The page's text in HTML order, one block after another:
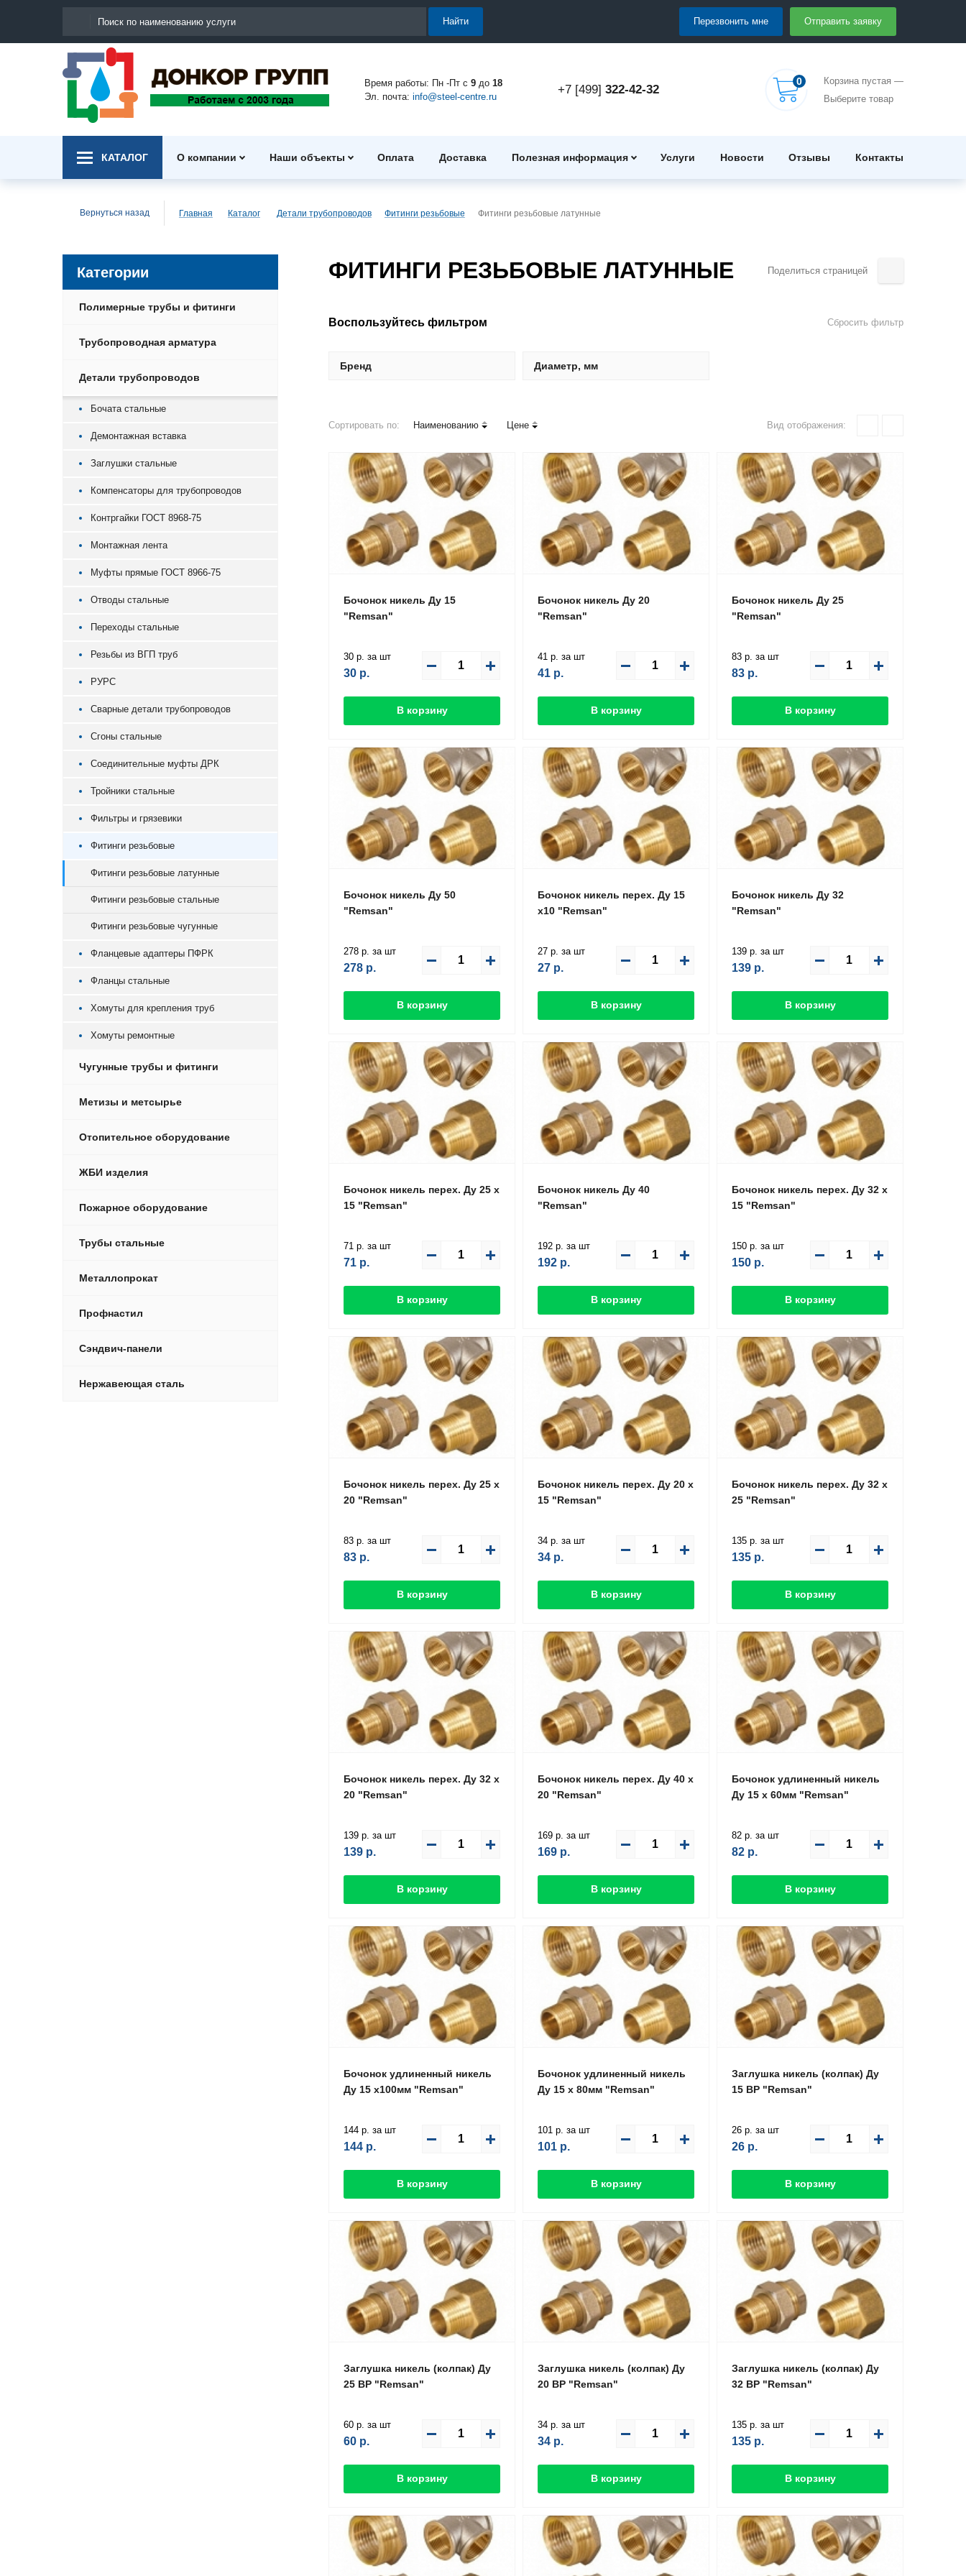
Найти Перезвонить мне Отправить заявку
Время работы: Пн -Пт с 9до 18
Эл. почта: info@steel-centre.ru
+7 [499] 322-42-32
0
Корзина пустая —
Выберите товар
КАТАЛОГ О компании Наши объекты Оплата Доставка Полезная информация Услуги Новости Отзывы Контакты
Вернуться назад Главная Каталог Детали трубопроводов Фитинги резьбовые Фитинги резьбовые латунные
ФИТИНГИ РЕЗЬБОВЫЕ ЛАТУННЫЕ Поделиться страницей
Воспользуйтесь фильтром Сбросить фильтр
Бренд Диаметр, мм
Сортировать по: Наименованию Цене Вид отображения:
Бочонок никель Ду 15
"Remsan"
30 р. за шт
30 р.
В корзину
Бочонок никель Ду 20
"Remsan"
41 р. за шт
41 р.
В корзину
Бочонок никель Ду 25
"Remsan"
83 р. за шт
83 р.
В корзину
Бочонок никель Ду 50
"Remsan"
278 р. за шт
278 р.
В корзину
Бочонок никель перех. Ду 15
х10 "Remsan"
27 р. за шт
27 р.
В корзину
Бочонок никель Ду 32
"Remsan"
139 р. за шт
139 р.
В корзину
Бочонок никель перех. Ду 25 х
15 "Remsan"
71 р. за шт
71 р.
В корзину
Бочонок никель Ду 40
"Remsan"
192 р. за шт
192 р.
В корзину
Бочонок никель перех. Ду 32 х
15 "Remsan"
150 р. за шт
150 р.
В корзину
Бочонок никель перех. Ду 25 х
20 "Remsan"
83 р. за шт
83 р.
В корзину
Бочонок никель перех. Ду 20 х
15 "Remsan"
34 р. за шт
34 р.
В корзину
Бочонок никель перех. Ду 32 х
25 "Remsan"
135 р. за шт
135 р.
В корзину
Бочонок никель перех. Ду 32 х
20 "Remsan"
139 р. за шт
139 р.
В корзину
Бочонок никель перех. Ду 40 х
20 "Remsan"
169 р. за шт
169 р.
В корзину
Бочонок удлиненный никель
Ду 15 х 60мм "Remsan"
82 р. за шт
82 р.
В корзину
Бочонок удлиненный никель
Ду 15 х100мм "Remsan"
144 р. за шт
144 р.
В корзину
Бочонок удлиненный никель
Ду 15 х 80мм "Remsan"
101 р. за шт
101 р.
В корзину
Заглушка никель (колпак) Ду
15 ВР "Remsan"
26 р. за шт
26 р.
В корзину
Заглушка никель (колпак) Ду
25 ВР "Remsan"
60 р. за шт
60 р.
В корзину
Заглушка никель (колпак) Ду
20 ВР "Remsan"
34 р. за шт
34 р.
В корзину
Заглушка никель (колпак) Ду
32 ВР "Remsan"
135 р. за шт
135 р.
В корзину
Категории
Полимерные трубы и фитинги
Трубопроводная арматура
Детали трубопроводов
Бочата стальные
Демонтажная вставка
Заглушки стальные
Компенсаторы для трубопроводов
Контргайки ГОСТ 8968-75
Монтажная лента
Муфты прямые ГОСТ 8966-75
Отводы стальные
Переходы стальные
Резьбы из ВГП труб
РУРС
Сварные детали трубопроводов
Сгоны стальные
Соединительные муфты ДРК
Тройники стальные
Фильтры и грязевики
Фитинги резьбовые
Фитинги резьбовые латунные
Фитинги резьбовые стальные
Фитинги резьбовые чугунные
Фланцевые адаптеры ПФРК
Фланцы стальные
Хомуты для крепления труб
Хомуты ремонтные
Чугунные трубы и фитинги
Метизы и метсырье
Отопительное оборудование
ЖБИ изделия
Пожарное оборудование
Трубы стальные
Металлопрокат
Профнастил
Сэндвич-панели
Нержавеющая сталь